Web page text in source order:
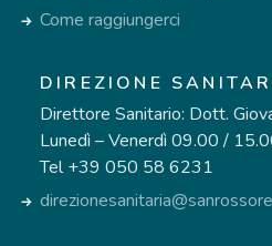
Come raggiungerci
DIREZIONE
Direttore Sanitario: Dott.
Lunedì – Venerdì 09.00 /
Tel +39 050 58 6231